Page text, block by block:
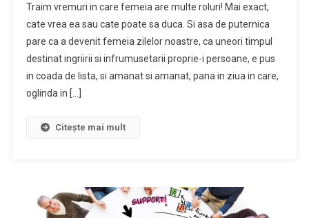
Traim vremuri in care femeia are multe roluri! Mai exact,
cate vrea ea sau cate poate sa duca. Si asa de puternica
pare ca a devenit femeia zilelor noastre, ca uneori timpul
destinat ingriirii si infrumusetarii proprie-i persoane, e pus
in coada de lista, si amanat si amanat, pana in ziua in care,
oglinda in […]
Citește mai mult